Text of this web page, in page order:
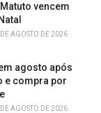
vencem
AGOSTO DE 2026
agosto após
e compra por
AGOSTO DE 2026